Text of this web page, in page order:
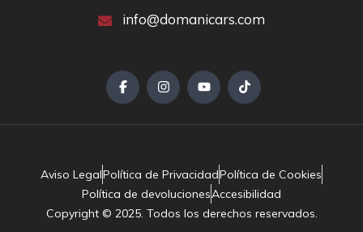
info@domanicars.com
Aviso LegalPolítica de PrivacidadPolítica de Cookies
Política de devolucionesAccesibilidad
Copyright © 2025. Todos los derechos reservados.